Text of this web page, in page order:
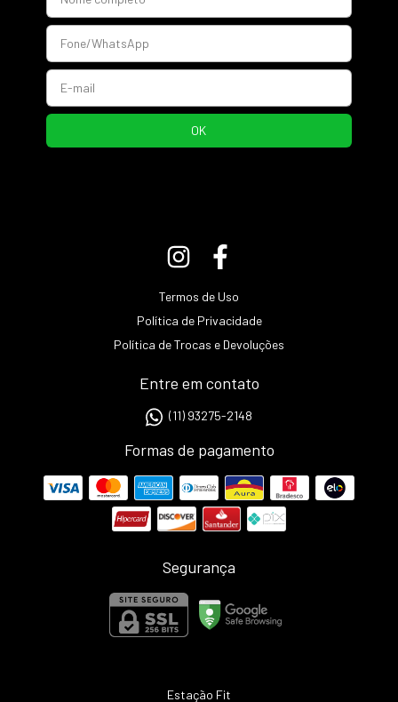
Termos de Uso
Política de Privacidade
Política de Trocas e Devoluções
Entre em contato
(11) 93275-2148
Formas de pagamento
Segurança
Estação Fit